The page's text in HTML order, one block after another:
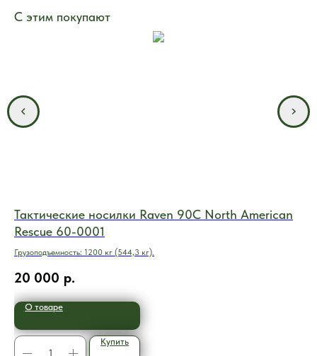
С этим покупают
Тактические носилки Raven 90C North American
Rescue 60-0001
Грузоподъемность: 1200 кг (544,3 кг).
20 000 р.
О товаре
Купить